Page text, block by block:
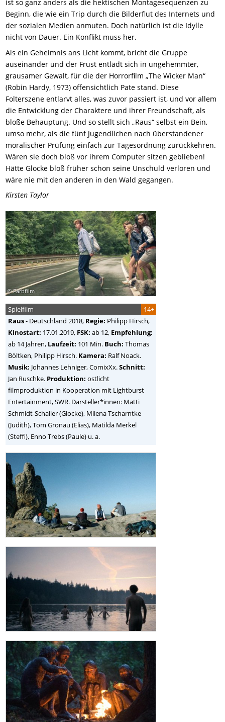
ist so ganz anders als die hektischen Montagesequenzen zu
Beginn, die wie ein Trip durch die Bilderflut des Internets und
der sozialen Medien anmuten. Doch natürlich ist die Idylle
nicht von Dauer. Ein Konflikt muss her.
Als ein Geheimnis ans Licht kommt, bricht die Gruppe
auseinander und der Frust entlädt sich in ungehemmter,
grausamer Gewalt, für die der Horrorfilm „The Wicker Man“
(Robin Hardy, 1973) offensichtlich Pate stand. Diese
Folterszene entlarvt alles, was zuvor passiert ist, und vor allem
die Entwicklung der Charaktere und ihrer Freundschaft, als
bloße Behauptung. Und so stellt sich „Raus“ selbst ein Bein,
umso mehr, als die fünf Jugendlichen nach überstandener
moralischer Prüfung einfach zur Tagesordnung zurückkehren.
Wären sie doch bloß vor ihrem Computer sitzen geblieben!
Hätte Glocke bloß früher schon seine Unschuld verloren und
wäre nie mit den anderen in den Wald gegangen.
Kirsten Taylor
© Farbfilm
14+
Spielfilm
Raus- Deutschland 2018, Regie: Philipp Hirsch,
Kinostart: 17.01.2019, FSK: ab 12, Empfehlung:
ab 14 Jahren, Laufzeit: 101 Min. Buch: Thomas
Böltken, Philipp Hirsch. Kamera: Ralf Noack.
Musik: Johannes Lehniger, ComixXx.Schnitt:
Jan Ruschke. Produktion: ostlicht
filmproduktion in Kooperation mit Lightburst
Entertainment, SWR. Darsteller*innen: Matti
Schmidt-Schaller (Glocke), Milena Tscharntke
(Judith), Tom Gronau (Elias), Matilda Merkel
(Steffi), Enno Trebs (Paule) u. a.